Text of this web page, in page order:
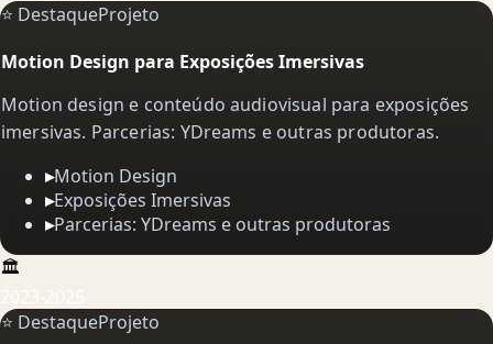
⭐ DestaqueProjeto
Motion Design para Exposições Imersivas
Motion design e conteúdo audiovisual para exposições
imersivas. Parcerias: YDreams e outras produtoras.
▸Motion Design
▸Exposições Imersivas
▸Parcerias: YDreams e outras produtoras
🏛️
⭐ DestaqueProjeto